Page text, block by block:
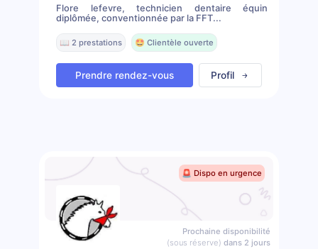
Flore lefevre, technicien dentaire équin
diplômée, conventionnée par la FFT...
📖 2 prestations 🤩 Clientèle ouverte
Prendre rendez-vous Profil
🚨 Dispo en urgence
Prochaine disponibilité
(sous réserve) dans 2 jours